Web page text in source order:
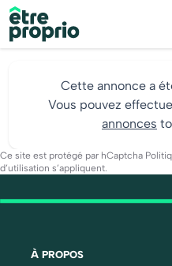
Cette annonce a
Vous pouvez
annonces
Ce site est protégé par hCaptcha
d’utilisation s’appliquent.
À PROPOS